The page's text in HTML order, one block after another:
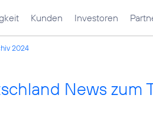
Kunden Investoren
2024
News